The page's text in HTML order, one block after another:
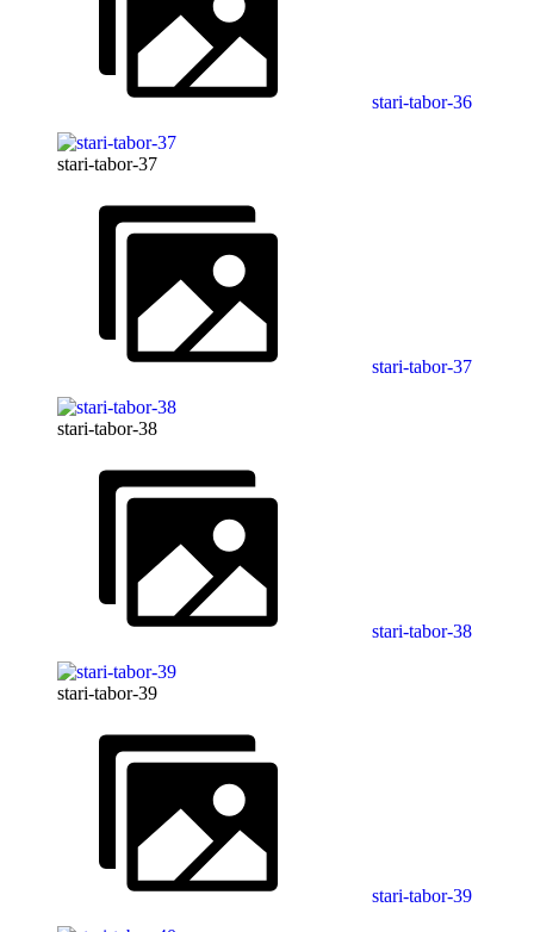
stari-tabor-36
stari-tabor-37
stari-tabor-37
stari-tabor-38
stari-tabor-38
stari-tabor-39
stari-tabor-39